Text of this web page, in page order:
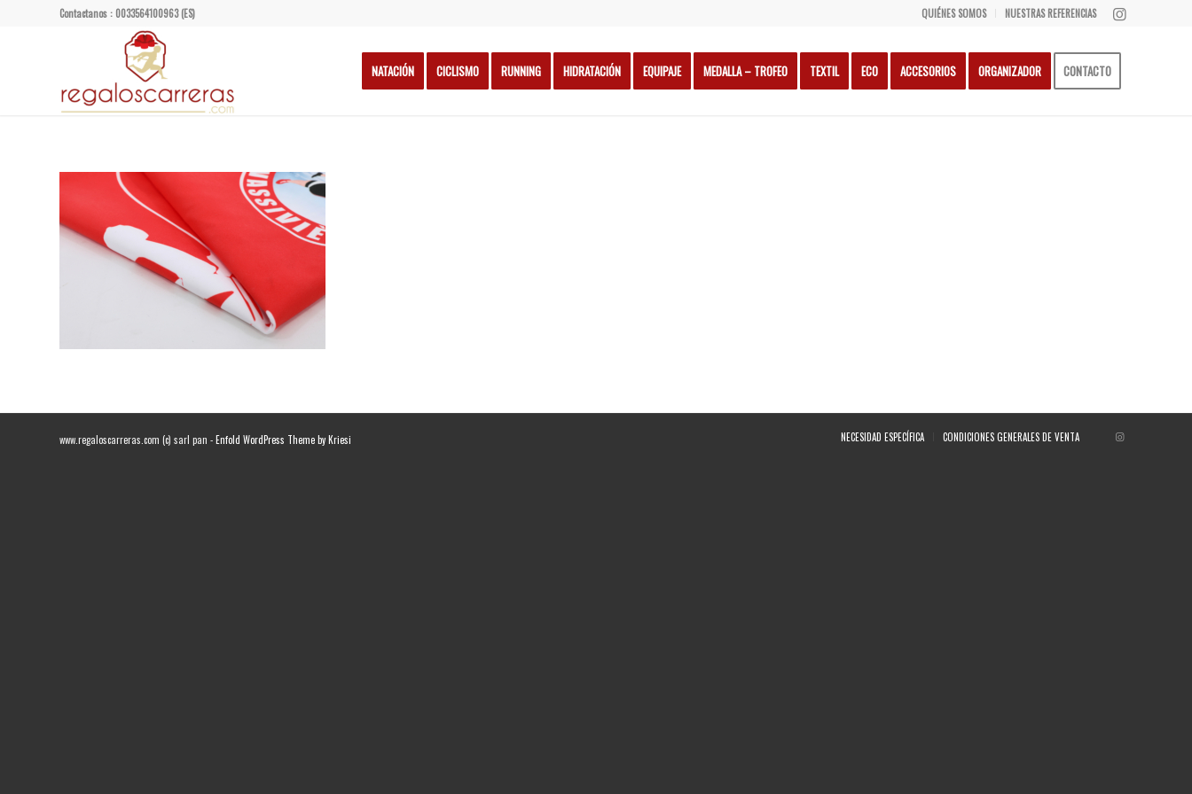
QUIÉNES SOMOS NUESTRAS REFERENCIAS
Contactanos : 0033564100963 (ES)
NATACIÓN CICLISMO RUNNING HIDRATACIÓN EQUIPAJE MEDALLA – TROFEO TEXTIL ECO ACCESORIOS ORGANIZADOR CONTACTO
www.regaloscarreras.com (c) sarl pan -Enfold WordPress Theme by Kriesi NECESIDAD ESPECÍFICA CONDICIONES GENERALES DE VENTA